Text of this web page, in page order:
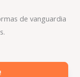
de vanguardia